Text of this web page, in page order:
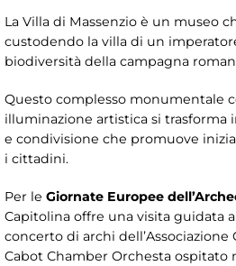
La Villa di Massenzio è un museo
custodendo la villa di un
biodiversità della campagna
Questo complesso monumentale
illuminazione artistica si trasforma
e condivisione che promuove
i cittadini.
Per le Giornate Europee
Capitolina offre una visita guidata
concerto di archi
Cabot Chamber Orchesta ospitato